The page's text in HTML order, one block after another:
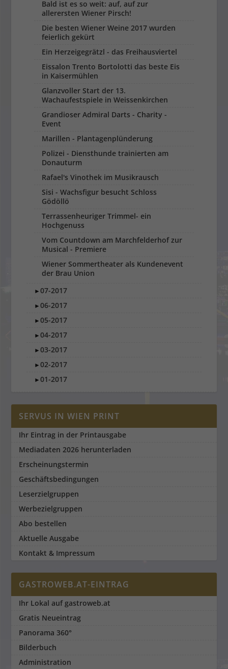
Bald ist es so weit: auf, auf zur
allerersten Wiener Pirsch!
Die besten Wiener Weine 2017 wurden
feierlich gekürt
Ein Herzeigegrätzl - das Freihausviertel
Eissalon Trento Bortolotti das beste Eis
in Kaisermühlen
Glanzvoller Start der 13.
Wachaufestspiele in Weissenkirchen
Grandioser Admiral Darts - Charity -
Event
Marillen - Plantagenplünderung
Polizei - Diensthunde trainierten am
Donauturm
Rafael's Vinothek im Musikrausch
Sisi - Wachsfigur besucht Schloss
Gödöllö
Terrassenheuriger Trimmel- ein
Hochgenuss
Vom Countdown am Marchfelderhof zur
Musical - Premiere
Wiener Sommertheater als Kundenevent
der Brau Union
►07-2017
►06-2017
►05-2017
►04-2017
►03-2017
►02-2017
►01-2017
SERVUS IN WIEN PRINT
Ihr Eintrag in der Printausgabe
Mediadaten 2026 herunterladen
Erscheinungstermin
Geschäftsbedingungen
Leserzielgruppen
Werbezielgruppen
Abo bestellen
Aktuelle Ausgabe
Kontakt & Impressum
GASTROWEB.AT-EINTRAG
Ihr Lokal auf gastroweb.at
Gratis Neueintrag
Panorama 360°
Bilderbuch
Administration